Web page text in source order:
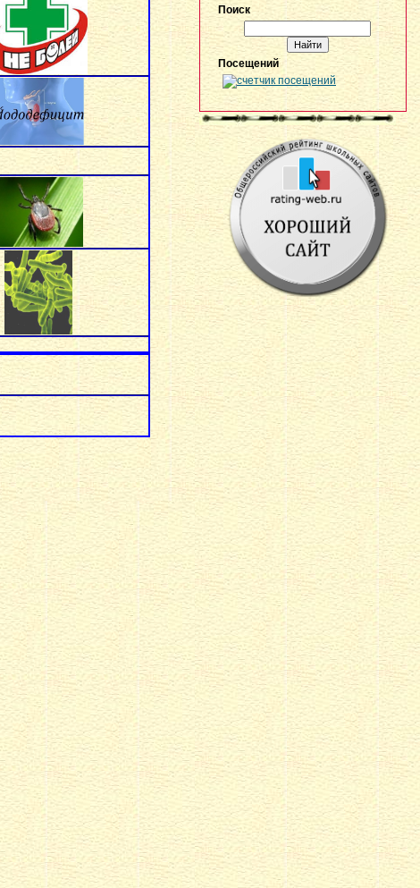
Поиск
Посещений